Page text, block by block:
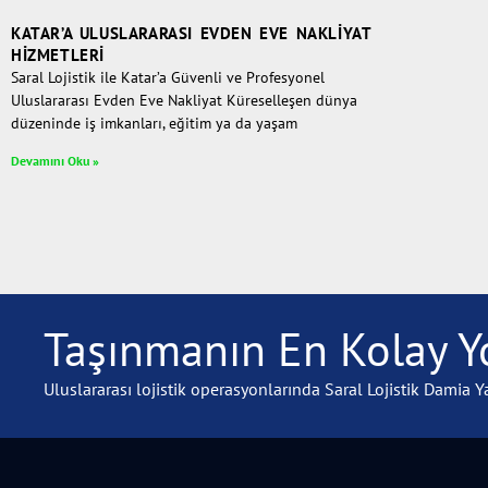
KATAR’A ULUSLARARASI EVDEN EVE NAKLIYAT
HIZMETLERI
Saral Lojistik ile Katar’a Güvenli ve Profesyonel
Uluslararası Evden Eve Nakliyat Küreselleşen dünya
düzeninde iş imkanları, eğitim ya da yaşam
Devamını Oku »
Taşınmanın En Kolay
Uluslararası lojistik operasyonlarında Saral Lojistik Damia